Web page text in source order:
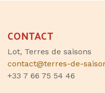
CONTACT
Lot, Terres de saisons
contact@terres-de-
+33 7 66 75 54 46